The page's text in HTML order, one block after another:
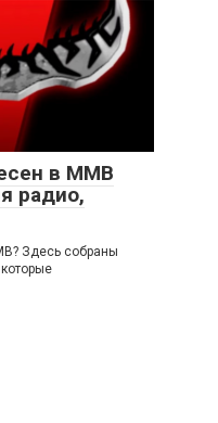
в ММВ
радио,
Здесь собраны